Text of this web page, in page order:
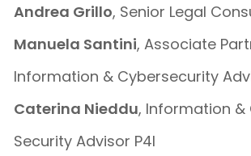
Andrea Grillo, Senior Legal
Manuela Santini, Associate
Information & Cybersecurity
Caterina Nieddu, Information &
Security Advisor P4I